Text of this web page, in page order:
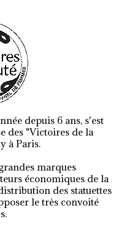
des "Victoires de la
à Paris.
marques
économiques de la
des statuettes
le très convoité